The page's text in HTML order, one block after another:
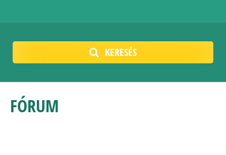
KERESÉS
FÓRUM